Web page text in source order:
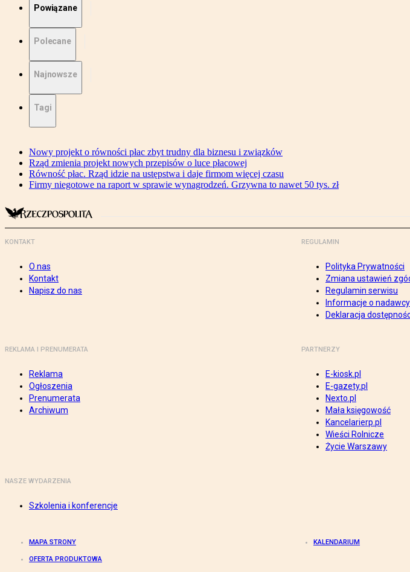
Powiązane
Polecane
Najnowsze
Tagi
Nowy projekt o równości płac zbyt trudny dla biznesu i związków
Rząd zmienia projekt nowych przepisów o luce płacowej
Równość płac. Rząd idzie na ustępstwa i daje firmom więcej czasu
Firmy niegotowe na raport w sprawie wynagrodzeń. Grzywna to nawet 50 tys. zł
KONTAKT
O nas
Kontakt
Napisz do nas
REGULAMIN
Polityka Prywatności
Zmiana ustawień
Regulamin serwisu
Informacje o nadawcy
Deklaracja
REKLAMA I PRENUMERATA
Reklama
Ogłoszenia
Prenumerata
Archiwum
PARTNERZY
E-kiosk.pl
E-gazety.pl
Nexto.pl
Mała księgowość
Kancelarierp.pl
Wieści Rolnicze
Życie Warszawy
NASZE WYDARZENIA
Szkolenia i konferencje
MAPA STRONY KALENDARIUM
OFERTA PRODUKTOWA